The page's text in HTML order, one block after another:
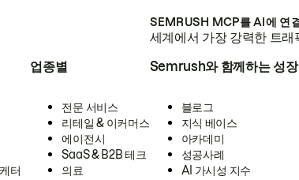
SEMRUSH MCP를 AI에 연
세계에서 가장 강력한 트
터
업종별
전문 서비스
리테일 & 이커머스
에이전시
SaaS & B2B 테크
의료
Semrush와 함께하는 성장
블로그
지식 베이스
아카데미
성공사례
AI 가시성 지수